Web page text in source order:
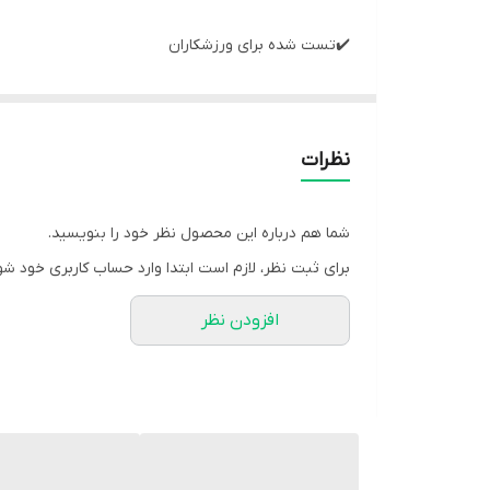
✔️تست شده برای ورزشکاران
✔️ممکن است خستگی را کاهش دهد
✔️کپسول گیاهی
مصرف کافئین همچنین می تواند منجر به بهبود
نظرات
شما هم درباره این محصول نظر خود را بنویسید.
برای ثبت نظر، لازم است ابتدا وارد حساب کاربری خود
افزودن نظر